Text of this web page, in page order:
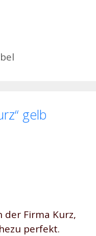
gelb
der Firma Kurz,
perfekt.